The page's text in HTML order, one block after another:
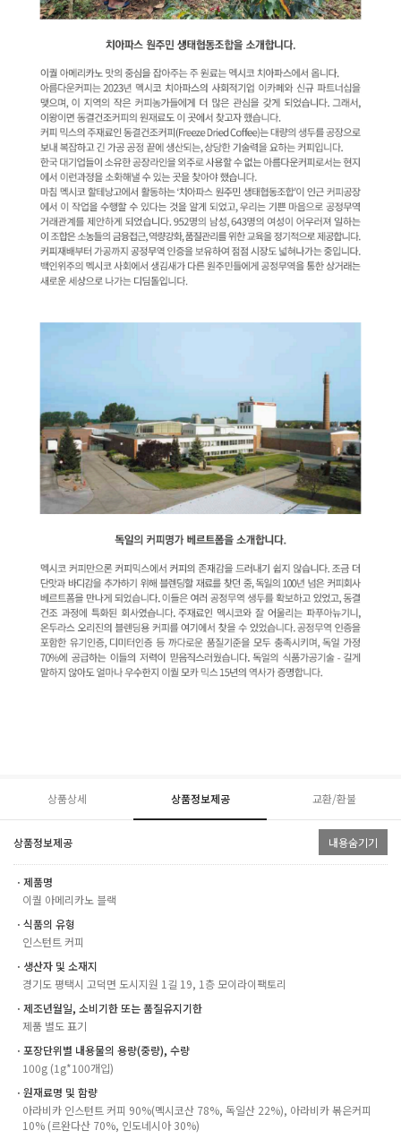
상품상세 상품정보제공 교환/환불
상품정보제공 내용숨기기
ㆍ제품명
이퀄 아메리카노 블랙
ㆍ식품의 유형
인스턴트 커피
ㆍ생산자 및 소재지
경기도 평택시 고덕면 도시지원 1길 19, 1층 모이라이팩토리
ㆍ제조년월일, 소비기한 또는 품질유지기한
제품 별도 표기
ㆍ포장단위별 내용물의 용량(중량), 수량
100g (1g*100개입)
ㆍ원재료명 및 함량
아라비카 인스턴트 커피 90%(멕시코산 78%, 독일산 22%), 아라비카 볶은커피
10% (르완다산 70%, 인도네시아 30%)